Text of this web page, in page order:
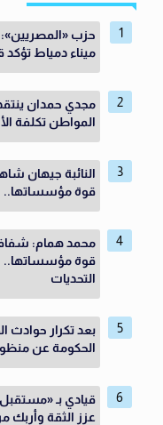
حزب «المصريين»:
ميناء دمياط
مجدي حمدان
المواطن تكلفة
النائبة جيهان
قوة مؤسساتها..
محمد همام:
قوة مؤسساتها..
التحديات
بعد تكرار حوادث
الحكومة عن
قيادي بـ
عزز الثقة وأربك